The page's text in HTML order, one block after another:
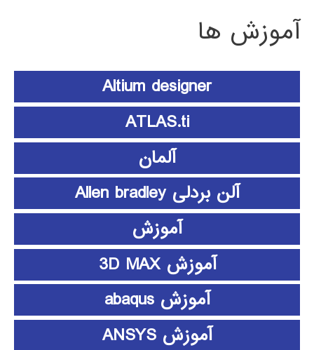
آموزش ها
Altium designer
ATLAS.ti
آلمان
آلن بردلی Allen bradley
آموزش
آموزش 3D MAX
آموزش abaqus
آموزش ANSYS